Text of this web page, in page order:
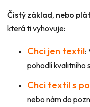
Čistý základ, nebo
která ti vyhovuje:
Chci jen textil:
pohodlí kvalitního
Chci textil s
nebo nám do